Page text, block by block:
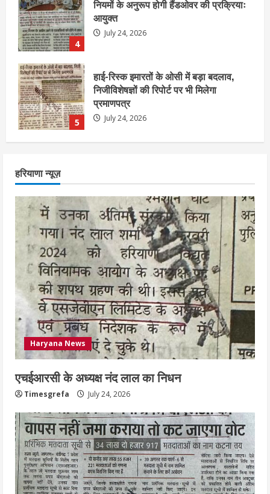
5
निजीविशेषज्ञों की रिपोर्ट पर भी मिलेगा
प्रमाणपत्र
July 24, 2026
1
एचईआरसी के अध्यक्ष नंद लाल का निधन
July 24, 2026
3
निर्धारित मानक व नियम का बारीकी से किया
जाएगा परीक्षण, तब कार्रवाई
July 24, 2026
4
नियमों के अनुरूप होगी हैंडओवर की प्रक्रियाः
आयुक्त
July 24, 2026
5
हाई-रिस्क इमारतों के ओसी में बड़ा बदलाव,
निजीविशेषज्ञों की रिपोर्ट पर भी मिलेगा
प्रमाणपत्र
July 24, 2026
हरियाणा न्यूज़
Haryana News
एचईआरसी के अध्यक्ष नंद लाल का निधन
Timesgrefa July 24, 2026